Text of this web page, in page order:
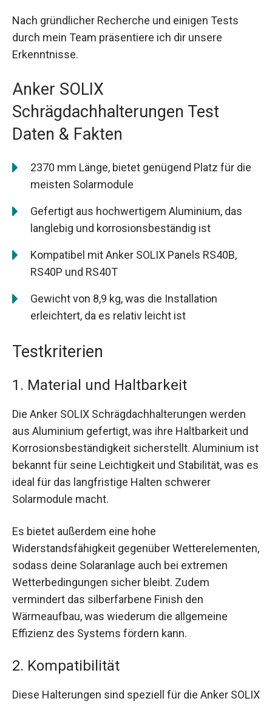
Nach gründlicher Recherche und einigen Tests
durch mein Team präsentiere ich dir unsere
Erkenntnisse.
Anker SOLIX
Schrägdachhalterungen Test
Daten & Fakten
2370 mm Länge, bietet genügend Platz für die
meisten Solarmodule
Gefertigt aus hochwertigem Aluminium, das
langlebig und korrosionsbeständig ist
Kompatibel mit Anker SOLIX Panels RS40B,
RS40P und RS40T
Gewicht von 8,9 kg, was die Installation
erleichtert, da es relativ leicht ist
Testkriterien
1. Material und Haltbarkeit
Die Anker SOLIX Schrägdachhalterungen werden
aus Aluminium gefertigt, was ihre Haltbarkeit und
Korrosionsbeständigkeit sicherstellt. Aluminium ist
bekannt für seine Leichtigkeit und Stabilität, was es
ideal für das langfristige Halten schwerer
Solarmodule macht.
Es bietet außerdem eine hohe
Widerstandsfähigkeit gegenüber Wetterelementen,
sodass deine Solaranlage auch bei extremen
Wetterbedingungen sicher bleibt. Zudem
vermindert das silberfarbene Finish den
Wärmeaufbau, was wiederum die allgemeine
Effizienz des Systems fördern kann.
2. Kompatibilität
Diese Halterungen sind speziell für die Anker SOLIX